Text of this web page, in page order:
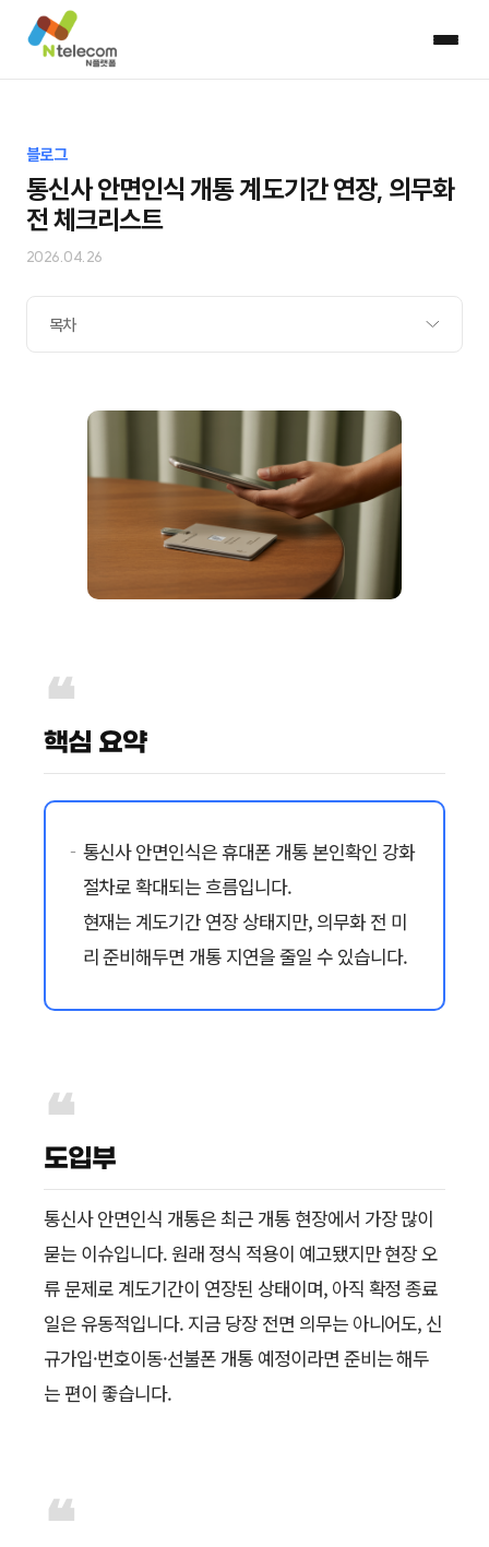
블로그
통신사 안면인식 개통 계도기간 연장, 의무화
전 체크리스트
2026.04.26
목차
핵심 요약
통신사 안면인식은 휴대폰 개통 본인확인 강화
절차로 확대되는 흐름입니다.
현재는 계도기간 연장 상태지만, 의무화 전 미
리 준비해두면 개통 지연을 줄일 수 있습니다.
도입부
통신사 안면인식 개통은 최근 개통 현장에서 가장 많이
묻는 이슈입니다. 원래 정식 적용이 예고됐지만 현장 오
류 문제로 계도기간이 연장된 상태이며, 아직 확정 종료
일은 유동적입니다. 지금 당장 전면 의무는 아니어도, 신
규가입·번호이동·선불폰 개통 예정이라면 준비는 해두
는 편이 좋습니다.